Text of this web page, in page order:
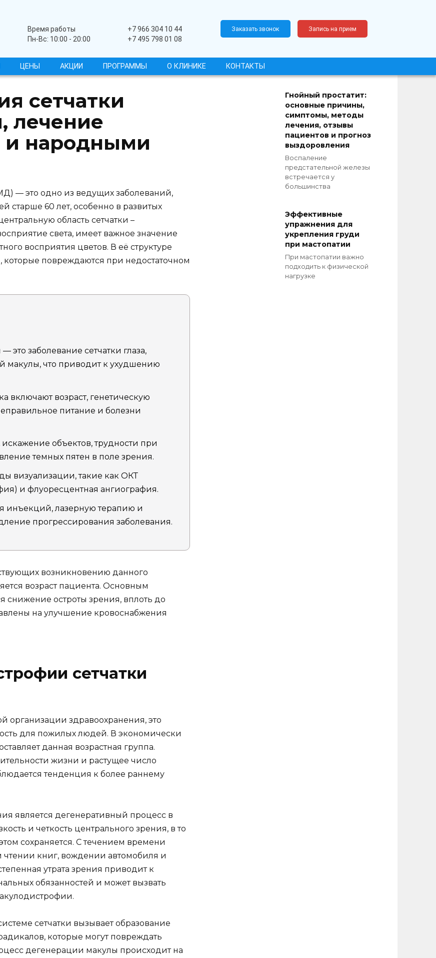
Время работы
Пн-Вс: 10:00 - 20:00
+7 966 304 10 44
+7 495 798 01 08
Заказать звонок Запись на прием
ЦЕНЫ АКЦИИ ПРОГРАММЫ О КЛИНИКЕ КОНТАКТЫ
сетчатки
лечение
и народными
— это одно из ведущих заболеваний,
60 лет, особенно в развитых
область сетчатки –
света, имеет важное значение
восприятия цветов. В её структуре
которые повреждаются при недостаточном
это заболевание сетчатки глаза,
макулы, что приводит к ухудшению
включают возраст, генетическую
питание и болезни
объектов, трудности при
темных пятен в поле зрения.
визуализации, такие как ОКТ
и флуоресцентная ангиография.
инъекций, лазерную терапию и
прогрессирования заболевания.
возникновению данного
возраст пациента. Основным
остроты зрения, вплоть до
на улучшение кровоснабжения
сетчатки
здравоохранения, это
для пожилых людей. В экономически
данная возрастная группа.
жизни и растущее число
тенденция к более раннему
является дегенеративный процесс в
и четкость центрального зрения, в то
сохраняется. С течением времени
чтении книг, вождении автомобиля и
утрата зрения приводит к
обязанностей и может вызвать
сетчатки вызывает образование
которые могут повреждать
дегенерации макулы происходит на
Гнойный простатит:
основные причины,
симптомы, методы
лечения, отзывы
пациентов и прогноз
выздоровления
Воспаление
предстательной железы
встречается у
большинства
Эффективные
упражнения для
укрепления груди
при мастопатии
При мастопатии важно
подходить к физической
нагрузке